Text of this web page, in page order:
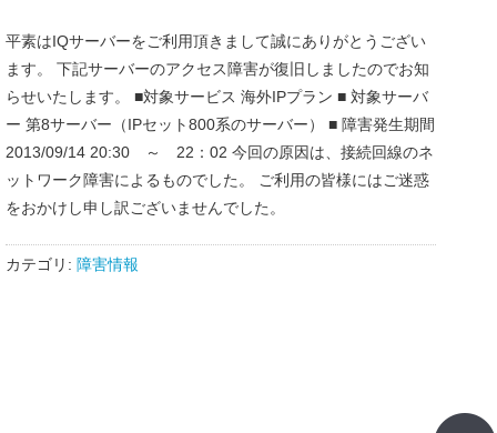
平素はIQサーバーをご利用頂きまして誠にありがとうござい
ます。 下記サーバーのアクセス障害が復旧しましたのでお知
らせいたします。 ■対象サービス 海外IPプラン ■ 対象サーバ
ー 第8サーバー（IPセット800系のサーバー） ■ 障害発生期間
2013/09/14 20:30 ～ 22：02 今回の原因は、接続回線のネ
ットワーク障害によるものでした。 ご利用の皆様にはご迷惑
をおかけし申し訳ございませんでした。
カテゴリ: 障害情報